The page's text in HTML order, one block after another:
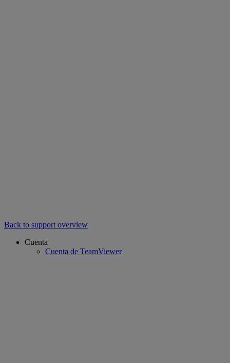
Back to support overview
Cuenta
Cuenta de TeamViewer